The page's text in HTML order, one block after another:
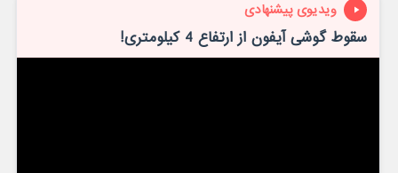
ویدیوی پیشنهادی
سقوط گوشی آیفون از ارتفاع 4 کیلومتری!